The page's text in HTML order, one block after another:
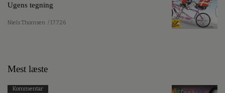
Ugens tegning
Niels Thomsen / 17.7.26
Mest læste
Kommentar